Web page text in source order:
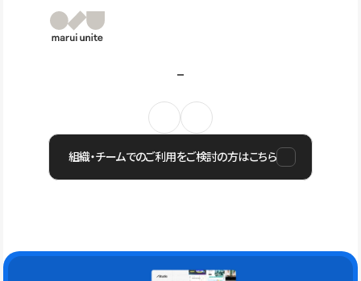
組織・チームでのご利用をご検討の方はこちら